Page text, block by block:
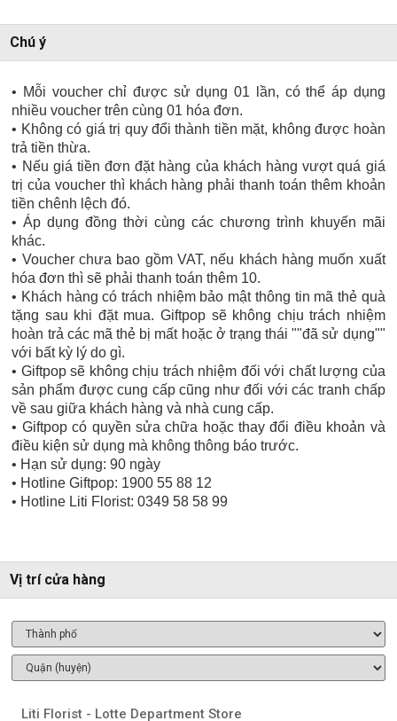
Chú ý
• Mỗi voucher chỉ được sử dụng 01 lần, có thể áp dụng
nhiều voucher trên cùng 01 hóa đơn.
• Không có giá trị quy đổi thành tiền mặt, không được hoàn
trả tiền thừa.
• Nếu giá tiền đơn đặt hàng của khách hàng vượt quá giá
trị của voucher thì khách hàng phải thanh toán thêm khoản
tiền chênh lệch đó.
• Áp dụng đồng thời cùng các chương trình khuyến mãi
khác.
• Voucher chưa bao gồm VAT, nếu khách hàng muốn xuất
hóa đơn thì sẽ phải thanh toán thêm 10.
• Khách hàng có trách nhiệm bảo mật thông tin mã thẻ quà
tặng sau khi đặt mua. Giftpop sẽ không chịu trách nhiệm
hoàn trả các mã thẻ bị mất hoặc ở trạng thái ""đã sử dụng""
với bất kỳ lý do gì.
• Giftpop sẽ không chịu trách nhiệm đối với chất lượng của
sản phẩm được cung cấp cũng như đối với các tranh chấp
về sau giữa khách hàng và nhà cung cấp.
• Giftpop có quyền sửa chữa hoặc thay đổi điều khoản và
điều kiện sử dụng mà không thông báo trước.
• Hạn sử dụng: 90 ngày
• Hotline Giftpop: 1900 55 88 12
• Hotline Liti Florist: 0349 58 58 99
Vị trí cửa hàng
Liti Florist - Lotte Department Store